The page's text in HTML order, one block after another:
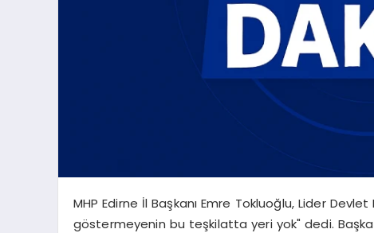
MHP Edirne İl Başkanı Emre Tokluoğlu, Lider
göstermeyenin bu teşkilatta yeri yok" dedi.